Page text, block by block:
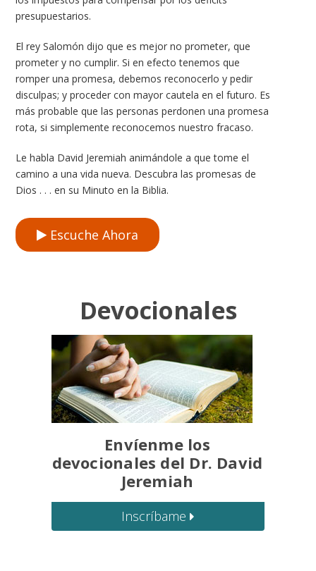
presupuestarios.
El rey Salomón dijo que es mejor no prometer, que
prometer y no cumplir. Si en efecto tenemos que
romper una promesa, debemos reconocerlo y pedir
disculpas; y proceder con mayor cautela en el futuro. Es
más probable que las personas perdonen una promesa
rota, si simplemente reconocemos nuestro fracaso.
Le habla David Jeremiah animándole a que tome el
camino a una vida nueva. Descubra las promesas de
Dios . . . en su Minuto en la Biblia.
Escuche Ahora
Devocionales
Envíenme los
devocionales del Dr. David
Jeremiah
Inscríbame